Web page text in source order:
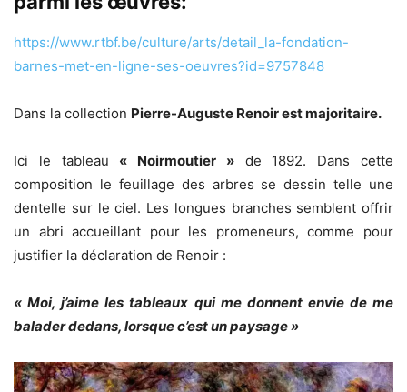
https://www.rtbf.be/culture/arts/detail_la-fondation-
barnes-met-en-ligne-ses-oeuvres?id=9757848
Dans la collection Pierre-Auguste Renoir est majoritaire.
Ici le tableau « Noirmoutier »de 1892. Dans cette
composition le feuillage des arbres se dessin telle une
dentelle sur le ciel. Les longues branches semblent offrir
un abri accueillant pour les promeneurs, comme pour
justifier la déclaration de Renoir :
« Moi, j’aime les tableaux qui me donnent envie de me
balader dedans, lorsque c’est un paysage »